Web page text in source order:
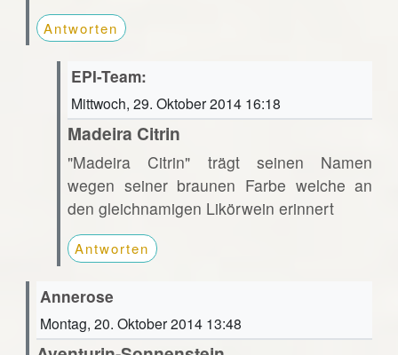
Antworten
EPI-Team:
Mittwoch, 29. Oktober 2014 16:18
Madeira Citrin
"Madeira Citrin" trägt seinen Namen
wegen seiner braunen Farbe welche an
den gleichnamigen Likörwein erinnert
Antworten
Annerose
Montag, 20. Oktober 2014 13:48